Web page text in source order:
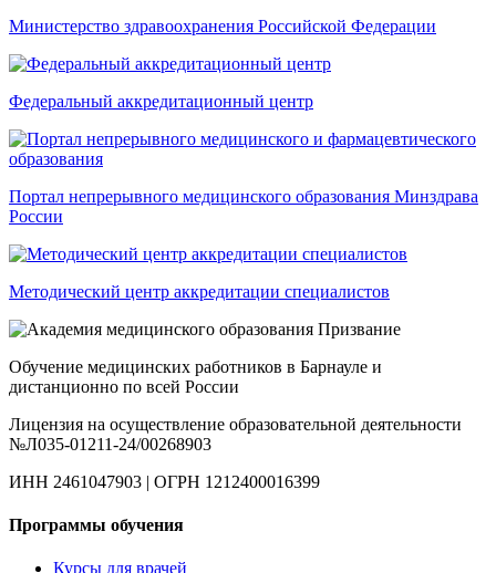
Министерство здравоохранения Российской Федерации
Федеральный аккредитационный центр
Портал непрерывного медицинского образования Минздрава
России
Методический центр аккредитации специалистов
Обучение медицинских работников в Барнауле и
дистанционно по всей России
Лицензия на осуществление образовательной деятельности
№Л035-01211-24/00268903
ИНН 2461047903 | ОГРН 1212400016399
Программы обучения
Курсы для врачей